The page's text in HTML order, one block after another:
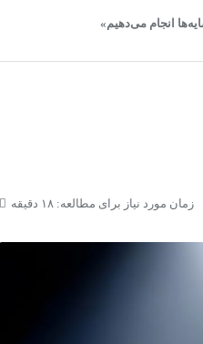
انجام می‌دهیم»
زمان مورد نیاز برای مطالعه: ۱۸ دقیقه
۸۱,۵۹۹,۰۰۰ تومان